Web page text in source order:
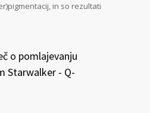
in so rezultati
o pomlajevanju
Starwalker - Q-